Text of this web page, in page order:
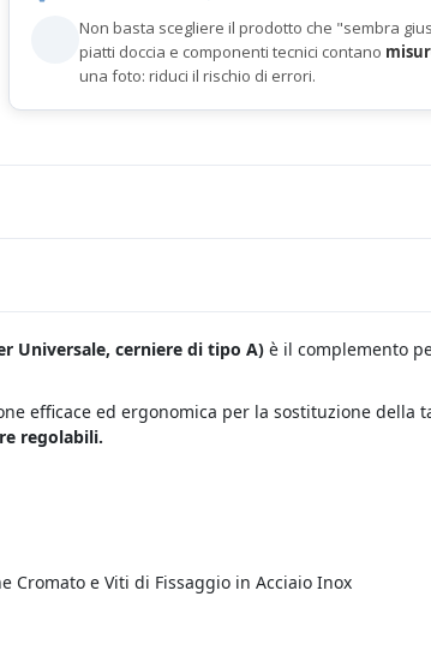
Non basta scegliere il prodotto che "sembra
piatti doccia e componenti tecnici contano
una foto: riduci il rischio di errori.
Universale, cerniere di tipo A) è il complemento
efficace ed ergonomica per la sostituzione della
regolabili.
Cromato e Viti di Fissaggio in Acciaio Inox